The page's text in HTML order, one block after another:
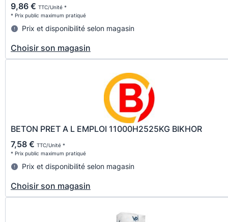
9,86 € TTC/Unité *
* Prix public maximum pratiqué
Prix et disponibilité selon magasin
Choisir son magasin
BETON PRET A L EMPLOI 11000H2525KG BIKHOR
7,58 € TTC/Unité *
* Prix public maximum pratiqué
Prix et disponibilité selon magasin
Choisir son magasin